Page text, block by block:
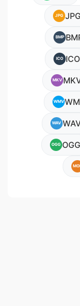
JPG JPG
BMP
ICO ICO
MKV
WMV
WAV
OGG OGG